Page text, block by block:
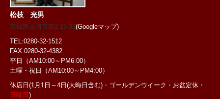
松枝 光男
茨城県古河市東2-19-31 (Googleマップ)
TEL:0280-32-1512
FAX:0280-32-4382
平日（AM10:00～PM6:00）
土曜・祝日
（AM10:00～PM4:00）
休店日(1月1日～4日(大晦日含む)・ゴールデンウイーク・お盆定休・
日曜日 )